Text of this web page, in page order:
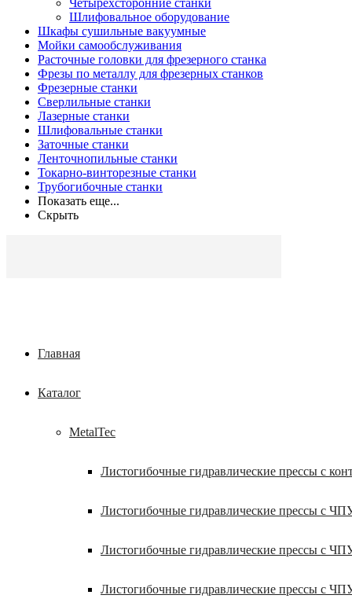
Четырехсторонние станки
Шлифовальное оборудование
Шкафы сушильные вакуумные
Мойки самообслуживания
Расточные головки для фрезерного станка
Фрезы по металлу для фрезерных станков
Фрезерные станки
Сверлильные станки
Лазерные станки
Шлифовальные станки
Заточные станки
Ленточнопильные станки
Токарно-винторезные станки
Трубогибочные станки
Показать еще...
Скрыть
Главная
Каталог
MetalTec
Листогибочные гидравлические прессы с
Листогибочные гидравлические прессы с
Листогибочные гидравлические прессы с
Листогибочные гидравлические прессы с